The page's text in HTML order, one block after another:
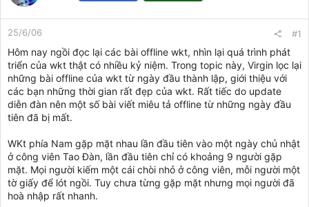
25/6/06 #1
Hôm nay ngồi đọc lại các bài offline wkt, nhìn lại quá trình phát
triển của wkt thật có nhiều kỷ niệm. Trong topic này, Virgin lọc lại
những bài offline của wkt từ ngày đầu thành lập, giới thiệu với
các bạn những thời gian rất đẹp của wkt. Rất tiếc do update
diễn đàn nên một số bài viết miêu tả offline từ những ngày đầu
tiên đã bị mất.
WKt phía Nam gặp mặt nhau lần đầu tiên vào một ngày chủ nhật
ở công viên Tao Đàn, lần đầu tiên chỉ có khoảng 9 người gặp
mặt. Mọi người kiếm một cái chòi nhỏ ở công viên, mỗi người một
tờ giấy để lót ngồi. Tuy chưa từng gặp mặt nhưng mọi người đã
hoà nhập rất nhanh.